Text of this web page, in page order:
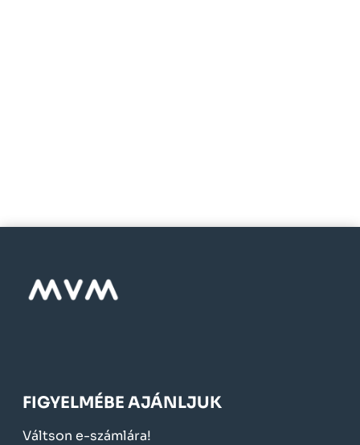
FIGYELMÉBE AJÁNLJUK
Váltson e-számlára!